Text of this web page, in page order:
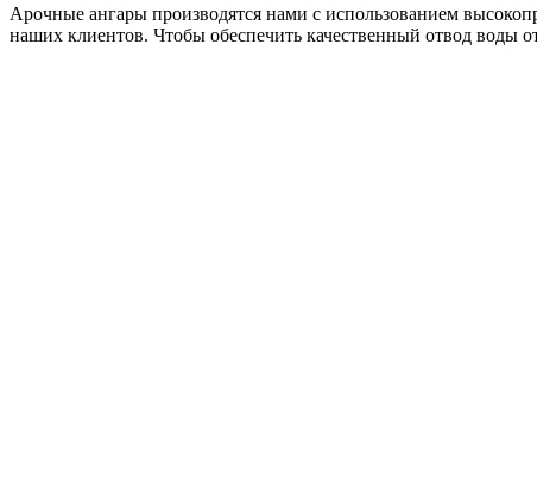
Арочные ангары производятся нами с использованием
наших клиентов. Чтобы обеспечить качественный отвод воды